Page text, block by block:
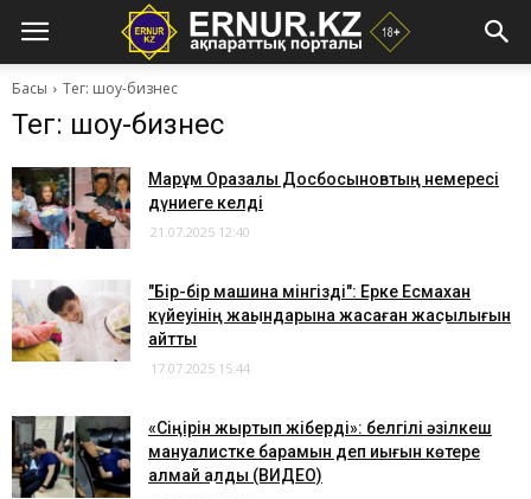
Басы Тег: шоу-бизнес
Тег: шоу-бизнес
Марқұм Оразалы Досбосыновтың немересі
дүниеге келді
21.07.2025 12:40
"Бір-бір машина мінгізді": Ерке Есмахан
күйеуінің жақындарына жасаған жақсылығын
айтты
17.07.2025 15:44
«Сіңірін жыртып жіберді»: белгілі әзілкеш
мануалистке барамын деп иығын көтере
алмай қалды (ВИДЕО)